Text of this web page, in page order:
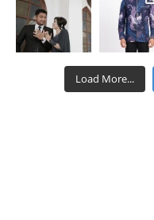
Load More...